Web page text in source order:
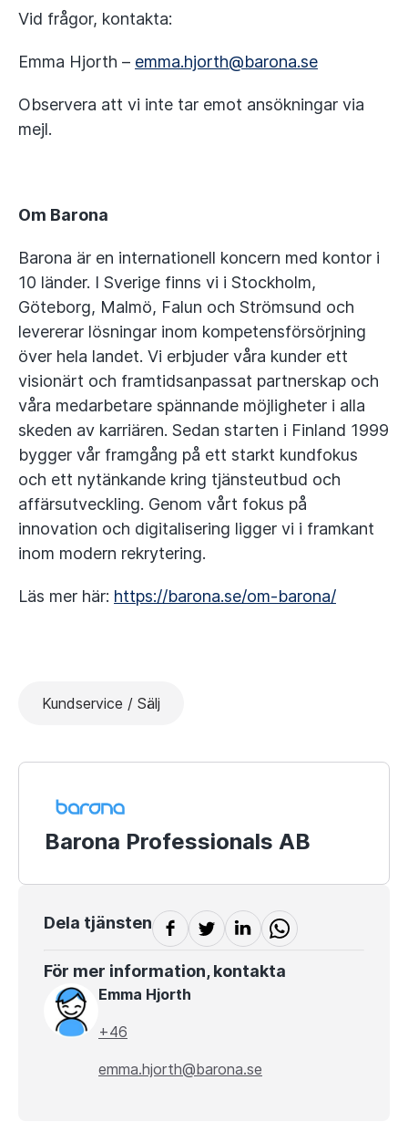
Vid frågor, kontakta:
Emma Hjorth – emma.hjorth@barona.se
Observera att vi inte tar emot ansökningar via
mejl.
Om Barona
Barona är en internationell koncern med kontor i
10 länder. I Sverige finns vi i Stockholm,
Göteborg, Malmö, Falun och Strömsund och
levererar lösningar inom kompetensförsörjning
över hela landet. Vi erbjuder våra kunder ett
visionärt och framtidsanpassat partnerskap och
våra medarbetare spännande möjligheter i alla
skeden av karriären. Sedan starten i Finland 1999
bygger vår framgång på ett starkt kundfokus
och ett nytänkande kring tjänsteutbud och
affärsutveckling. Genom vårt fokus på
innovation och digitalisering ligger vi i framkant
inom modern rekrytering.
Läs mer här: https://barona.se/om-barona/
Kundservice / Sälj
Barona Professionals AB
Dela tjänsten
För mer information, kontakta
Emma Hjorth
+46
emma.hjorth@barona.se